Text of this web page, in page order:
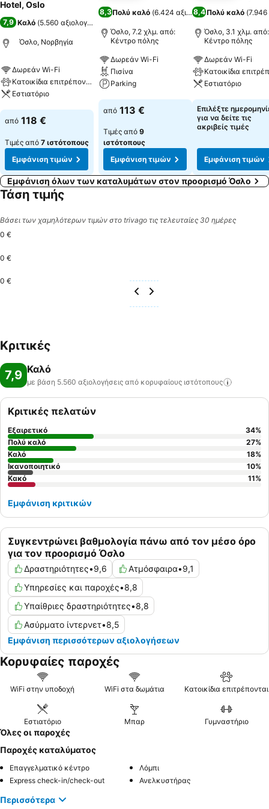
Hotel, Oslo
7,9 Καλό (5.560 αξιολογήσεις
Όσλο, Νορβηγία
Δωρεάν Wi-Fi
Κατοικίδια επιτρέπονται
Εστιατόριο
Εμφάνιση τιμών
από 118 €
Τιμές από 7 ιστότοπους
Εμφάνιση τιμών
8,3Πολύ καλό (6.424 αξιολογήσεις)
Όσλο, 7.2 χλμ. από:
Κέντρο πόλης
Δωρεάν Wi-Fi
Πισίνα
Parking
Εμφάνιση τιμών
από 113 €
Τιμές από 9
ιστότοπους
Εμφάνιση τιμών
8,4 Πολύ καλό (7.946
Όσλο, 3.1 χλμ. από:
Κέντρο πόλης
Δωρεάν Wi-Fi
Εστιατόριο
Εμφάνιση τιμών
Επιλέξτε
για να δείτε τις
ακριβείς τιμές
Εμφάνιση τιμών
Εμφάνιση όλων των καταλυμάτων στον προορισμό Όσλο
Τάση τιμής
Βάσει των χαμηλότερων τιμών στο trivago τις τελευταίες 30 ημέρες
0 €
0 €
0 €
Κριτικές
7,9 Καλό
με βάση 5.560 αξιολογήσεις από κορυφαίους ιστότοπους
Συγκεντρώνει βαθμολογία πάνω από τον μέσο όρο
για τον προορισμό Όσλο
Δραστηριότητες•9,6 Ατμόσφαιρα•9,1
Υπηρεσίες και παροχές•8,8
Υπαίθριες δραστηριότητες•8,8
Ασύρματο ίντερνετ•8,5
Εμφάνιση περισσότερων αξιολογήσεων
Κριτικές πελατών
Εξαιρετικό 34%
Πολύ καλό
27%
Καλό
18%
Ικανοποιητικό
10%
Κακό
11%
Εμφάνιση κριτικών
Κορυφαίες παροχές
WiFi στην υποδοχή WiFi στα δωμάτια Κατοικίδια επιτρέπονται
Εστιατόριο Μπαρ Γυμναστήριο
Όλες οι παροχές
Παροχές καταλύματος
Επαγγελματικό κέντρο
Λόμπι
Express check-in/check-out
Ανελκυστήρας
Περισσότερα